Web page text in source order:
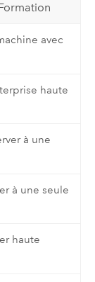
avec
haute
à une
à une seule
haute